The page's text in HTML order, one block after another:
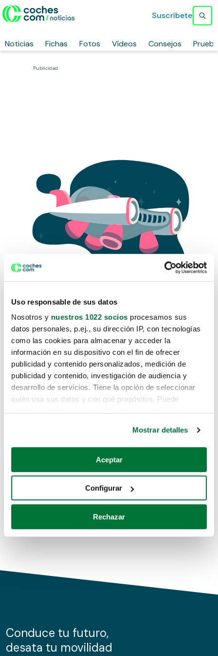
Uso responsable de sus datos
Nosotros y nuestros 1022 socios procesamos sus
datos personales, p.ej., su dirección IP, con tecnologías
como las cookies para almacenar y acceder la
información en su dispositivo con el fin de ofrecer
publicidad y contenido personalizados, medición de
publicidad y contenido, investigación de audiencia y
desarrollo de servicios. Tiene la opción de seleccionar
quién usa sus datos y con qué propósitos. Puede
Si lo permite, también quisiéramos:
Recopilar información sobre su ubicación geográfica
Identificar su dispositivo analizándolo activamente
para buscar características específicas (huellas
Obtenga más información sobre cómo se procesan sus
de cookies.
información sobre el uso que haga del sitio web con
nuestros partners de redes sociales, publicidad y análisis
Mostrar detalles
Aceptar
Configurar
Rechazar
Noticias Fichas Fotos Vídeos Consejos
Suscríbete
Publicidad
Lo sentimos, no sabemos como
te hemos traido hasta aquí.
Pero puedes encontrar el coche que estás
buscando en alguno de estos enlaces:
Coches de segunda mano
Coches de km0
Conduce tu futuro,
desata tu movilidad